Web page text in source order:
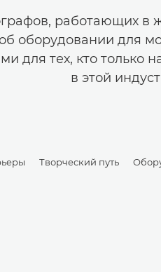
работающих в
оборудовании для
для тех, кто только
в этой
Творческий путь